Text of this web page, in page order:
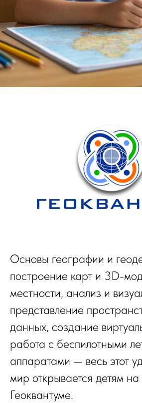
Основы географии и
построение карт и 3D-
местности, анализ и
представление
данных, создание
работа с беспилотными
аппаратами — весь этот
мир открывается детям на
Геоквантуме.